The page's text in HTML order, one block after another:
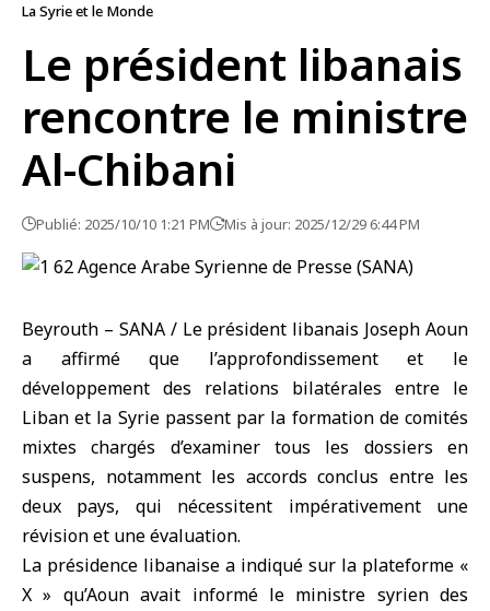
La Syrie et le Monde
Le président libanais
rencontre le ministre
Al-Chibani
Publié: 2025/10/10 1:21 PM Mis à jour: 2025/12/29 6:44 PM
Beyrouth – SANA / Le président libanais Joseph Aoun
a affirmé que l’approfondissement et le
développement des relations bilatérales entre le
Liban et la Syrie passent par la formation de comités
mixtes chargés d’examiner tous les dossiers en
suspens, notamment les accords conclus entre les
deux pays, qui nécessitent impérativement une
révision et une évaluation.
La présidence libanaise a indiqué sur la plateforme «
X » qu’Aoun avait informé le ministre syrien des